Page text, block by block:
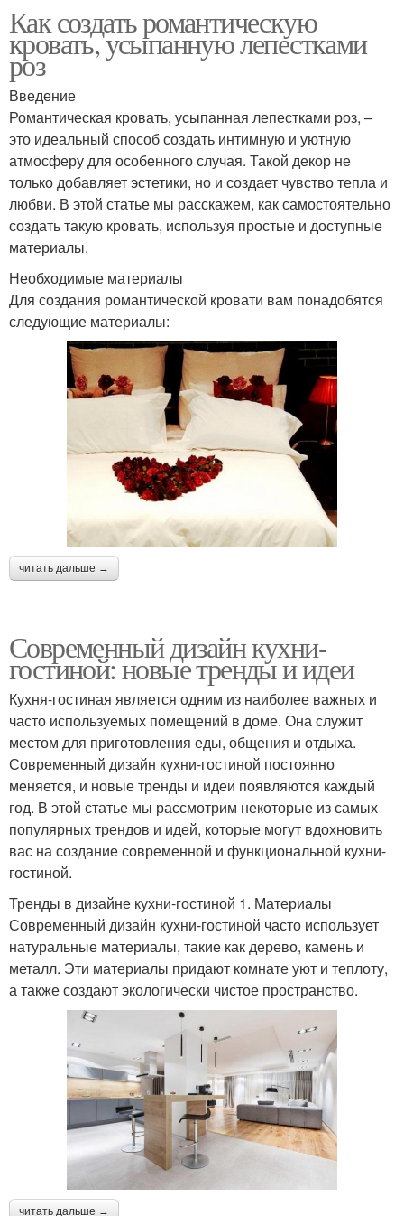
Как создать романтическую
кровать, усыпанную лепестками
роз
Введение
Романтическая кровать, усыпанная лепестками роз, –
это идеальный способ создать интимную и уютную
атмосферу для особенного случая. Такой декор не
только добавляет эстетики, но и создает чувство тепла и
любви. В этой статье мы расскажем, как самостоятельно
создать такую кровать, используя простые и доступные
материалы.
Необходимые материалы
Для создания романтической кровати вам понадобятся
следующие материалы:
читать дальше →
Современный дизайн кухни-
гостиной: новые тренды и идеи
Кухня-гостиная является одним из наиболее важных и
часто используемых помещений в доме. Она служит
местом для приготовления еды, общения и отдыха.
Современный дизайн кухни-гостиной постоянно
меняется, и новые тренды и идеи появляются каждый
год. В этой статье мы рассмотрим некоторые из самых
популярных трендов и идей, которые могут вдохновить
вас на создание современной и функциональной кухни-
гостиной.
Тренды в дизайне кухни-гостиной 1. Материалы
Современный дизайн кухни-гостиной часто использует
натуральные материалы, такие как дерево, камень и
металл. Эти материалы придают комнате уют и теплоту,
а также создают экологически чистое пространство.
читать дальше →